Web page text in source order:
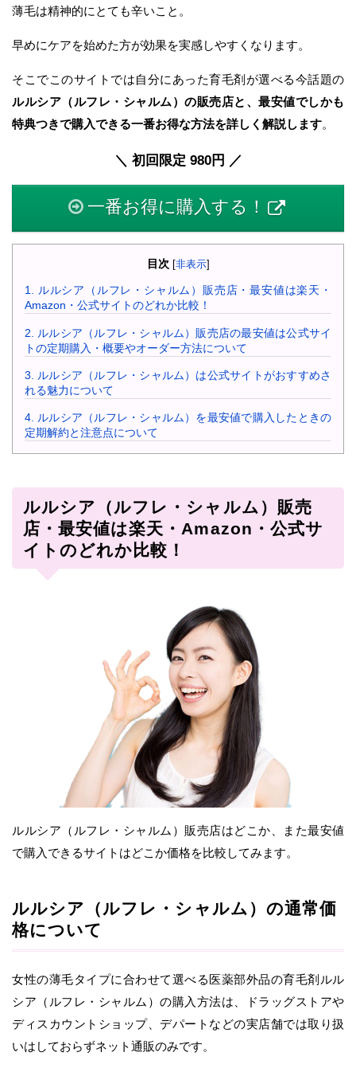
薄毛は精神的にとても辛いこと。
早めにケアを始めた方が効果を実感しやすくなります。
そこでこのサイトでは自分にあった育毛剤が選べる今話題の
ルルシア（ルフレ・シャルム）の販売店と、最安値でしかも
特典つきで購入できる一番お得な方法を詳しく解説します。
＼ 初回限定 980円 ／
一番お得に購入する！
目次 [非表示]
1. ルルシア（ルフレ・シャルム）販売店・最安値は楽天・
Amazon・公式サイトのどれか比較！
2.
ルルシア（ルフレ・シャルム）販売店の最安値は公式サイ
トの定期購入・概要やオーダー方法について
3.
ルルシア（ルフレ・シャルム）は公式サイトがおすすめさ
れる魅力について
4.
ルルシア（ルフレ・シャルム）を最安値で購入したときの
定期解約と注意点について
ルルシア（ルフレ・シャルム）販売
店・最安値は楽天・Amazon・公式サ
イトのどれか比較！
ルルシア（ルフレ・シャルム）販売店はどこか、また最安値
で購入できるサイトはどこか価格を比較してみます。
ルルシア（ルフレ・シャルム）の通常価
格について
女性の薄毛タイプに合わせて選べる医薬部外品の育毛剤ルル
シア（ルフレ・シャルム）の購入方法は、ドラッグストアや
ディスカウントショップ、デパートなどの実店舗では取り扱
いはしておらずネット通販のみです。